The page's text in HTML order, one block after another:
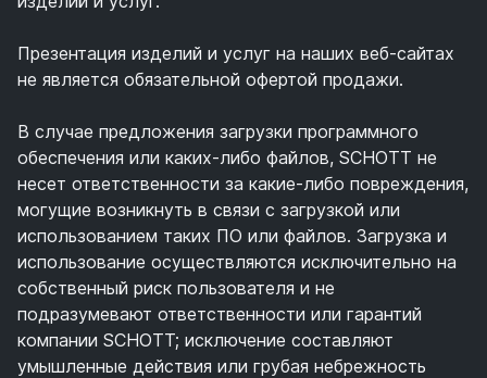
Презентация изделий и услуг на наших веб-сайтах
не является обязательной офертой продажи.
В случае предложения загрузки программного
обеспечения или каких-либо файлов, SCHOTT не
несет ответственности за какие-либо повреждения,
могущие возникнуть в связи с загрузкой или
использованием таких ПО или файлов. Загрузка и
использование осуществляются исключительно на
собственный риск пользователя и не
подразумевают ответственности или гарантий
компании SCHOTT; исключение составляют
умышленные действия или грубая небрежность